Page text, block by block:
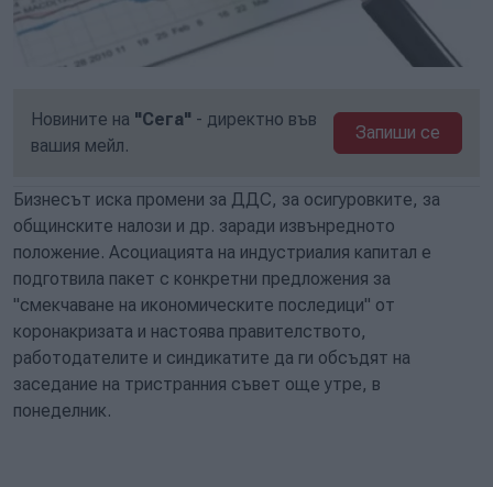
Новините на "Сега" - директно във
вашия мейл.
Запиши се
Бизнесът иска промени за ДДС, за осигуровките, за
общинските налози и др. заради извънредното
положение. Асоциацията на индустриалия капитал е
подготвила пакет с конкретни предложения за
"смекчаване на икономическите последици" от
коронакризата и настоява правителството,
работодателите и синдикатите да ги обсъдят на
заседание на тристранния съвет още утре, в
понеделник.